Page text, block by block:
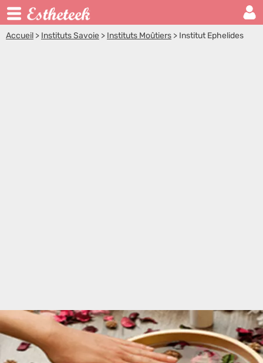
Accueil > Instituts Savoie > Instituts Moûtiers > Institut Ephelides